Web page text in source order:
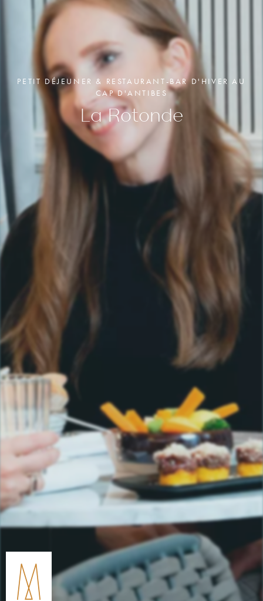
JUNIOR SUITE
JUNIOR SUITE TERRASSE
PETIT DÉJEUNER & RESTAURANT-BAR D'HIVER AU
CAP D'ANTIBES
La Rotonde